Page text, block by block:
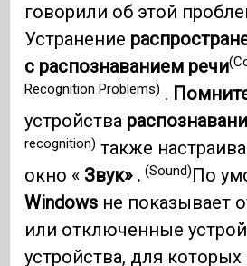
говорили об этой
Устранение
с распознаванием речи
Recognition Problems) .
устройства
recognition) также
окно « Звук» .(Sound)По
Windows не показывает
или отключенные
устройства, для которых